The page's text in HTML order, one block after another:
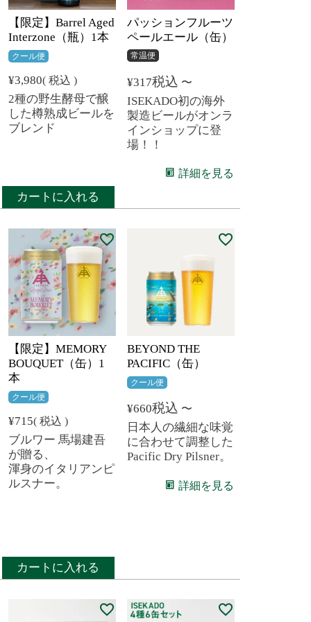
【限定】Barrel Aged
Interzone（瓶）1本
クール便
¥3,980 税込
2種の野生酵母で醸
した樽熟成ビールを
ブレンド
カートに入れる
パッションフルーツ
ペールエール（缶）
常温便
¥317税込 〜
ISEKADO初の海外
製造ビールがオンラ
インショップに登
場！！
詳細を見る
【限定】MEMORY
BOUQUET（缶）1
本
クール便
¥715 税込
ブルワー 馬場建吾
が贈る、
渾身のイタリアンピ
ルスナー。
カートに入れる
BEYOND THE
PACIFIC（缶）
クール便
¥660税込 〜
日本人の繊細な味覚
に合わせて調整した
Pacific Dry Pilsner。
詳細を見る